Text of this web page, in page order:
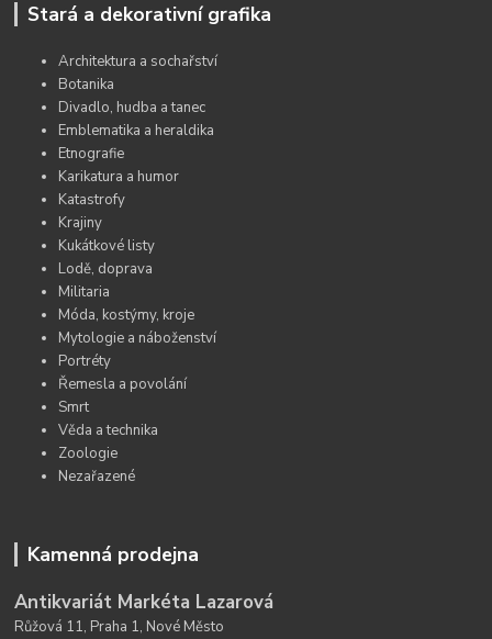
Stará a dekorativní grafika
Architektura a sochařství
Botanika
Divadlo, hudba a tanec
Emblematika a heraldika
Etnografie
Karikatura a humor
Katastrofy
Krajiny
Kukátkové listy
Lodě, doprava
Militaria
Móda, kostýmy, kroje
Mytologie a náboženství
Portréty
Řemesla a povolání
Smrt
Věda a technika
Zoologie
Nezařazené
Kamenná prodejna
Antikvariát Markéta Lazarová
Růžová 11, Praha 1, Nové Město